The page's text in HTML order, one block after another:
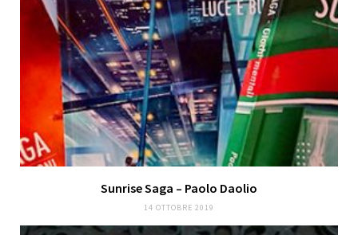
Sunrise Saga – Paolo Daolio
14 OTTOBRE 2019